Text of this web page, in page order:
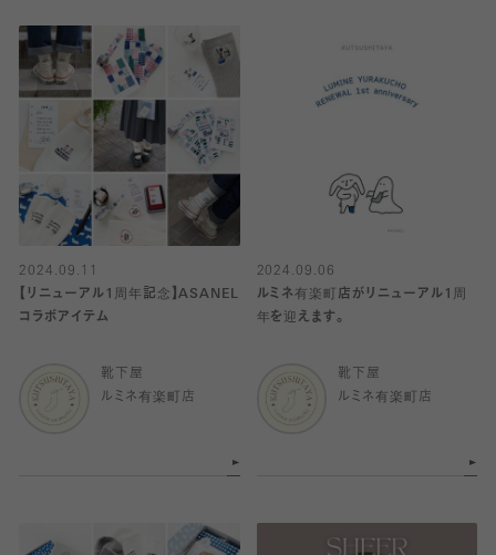
2024.09.11
【リニューアル1周年記念】ASANEL
コラボアイテム
靴下屋
ルミネ有楽町店
2024.09.06
ルミネ有楽町店がリニューアル1周
年を迎えます。
靴下屋
ルミネ有楽町店